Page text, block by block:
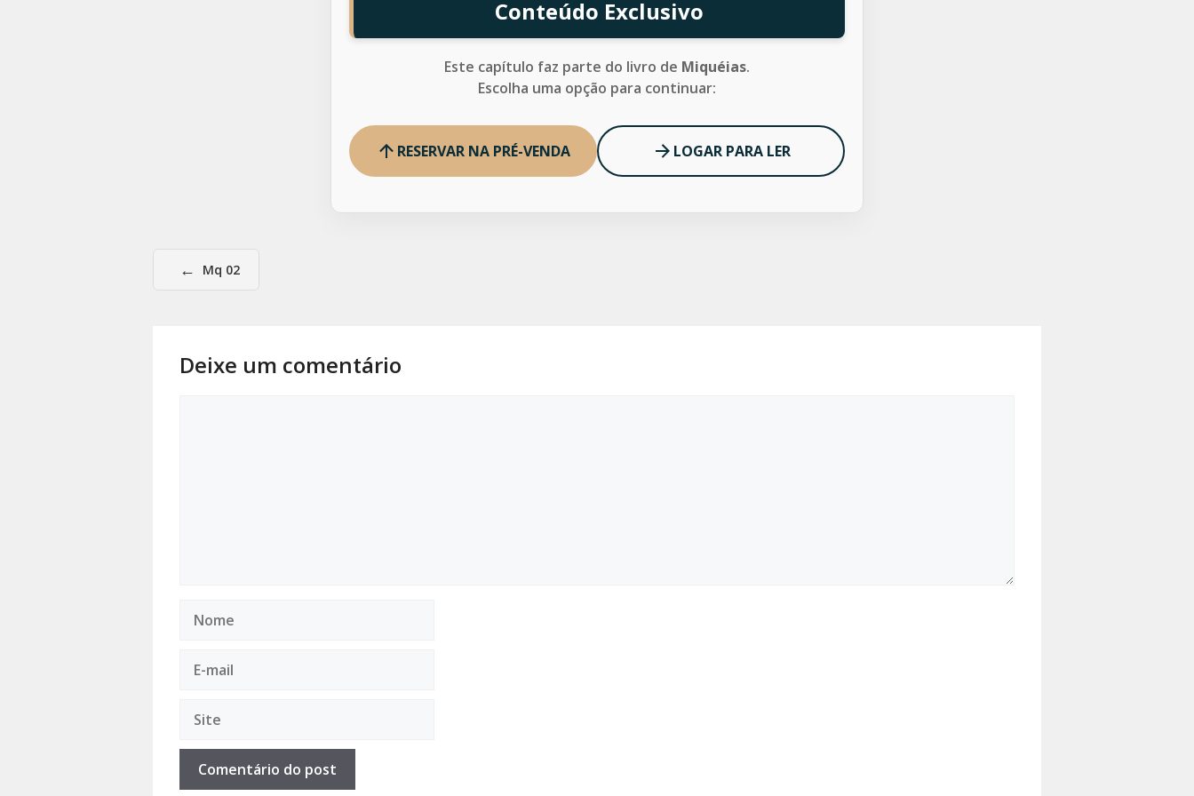
Conteúdo Exclusivo
Este capítulo faz parte do livro de Miquéias.
Escolha uma opção para continuar:
RESERVAR NA PRÉ-VENDA LOGAR PARA LER
← Mq 02
Deixe um comentário
mail